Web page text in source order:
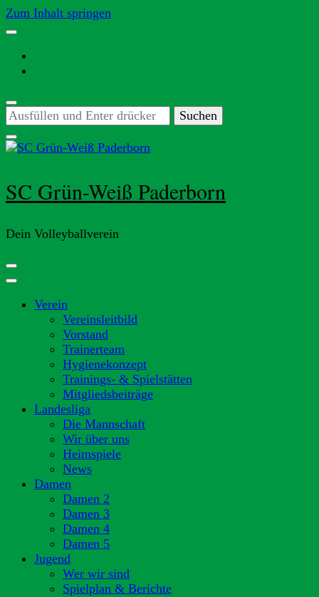
Zum Inhalt springen
Suchst
du
nach
etwas?
SC Grün-Weiß Paderborn
Dein Volleyballverein
Verein
Vereinsleitbild
Vorstand
Trainerteam
Hygienekonzept
Trainings- & Spielstätten
Mitgliedsbeiträge
Landesliga
Die Mannschaft
Wir über uns
Heimspiele
News
Damen
Damen 2
Damen 3
Damen 4
Damen 5
Jugend
Wer wir sind
Spielplan & Berichte